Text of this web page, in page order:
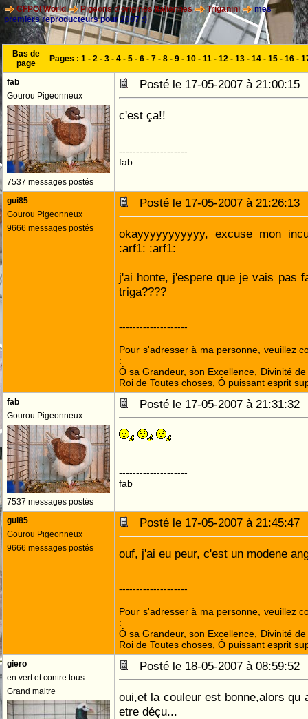
CFPOI World Pigeons d'origines Italiennes Triganini
mes
premiers reproducteurs pour 2007 :)
Bas de
page
Pages : 1 - 2 - 3 - 4 - 5 - 6 - 7 - 8 - 9 - 10 - 11 - 12 - 13 - 14 - 15 - 16 -
fab
Gourou Pigeonneux
7537 messages postés
Posté le 17-05-2007 à
c'est ça!!
--------------------
fab
gui85
Gourou Pigeonneux
9666 messages postés
Posté le 17-05-2007 à
okayyyyyyyyyyy, excuse mon
:arf1: :arf1:
j'ai honte, j'espere que je vais pas
triga????
--------------------
Pour s'adresser à ma personne, veuillez
:
Ô sa Grandeur, son Excellence, Divinité
Roi de Toutes choses, Ô puissant esprit
fab
Gourou Pigeonneux
7537 messages postés
Posté le 17-05-2007 à
--------------------
fab
gui85
Gourou Pigeonneux
9666 messages postés
Posté le 17-05-2007 à
ouf, j'ai eu peur, c'est un modene
--------------------
Pour s'adresser à ma personne, veuillez
:
Ô sa Grandeur, son Excellence, Divinité
Roi de Toutes choses, Ô puissant esprit
giero
en vert et contre tous
Grand maitre
Posté le 18-05-2007 à
oui,et la couleur est bonne,alors qu
etre déçu...